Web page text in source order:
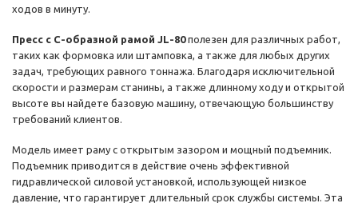
ходов в минуту.
Пресс с C-образной рамой JL-80полезен для различных работ,
таких как формовка или штамповка, а также для любых других
задач, требующих равного тоннажа. Благодаря исключительной
скорости и размерам станины, а также длинному ходу и открытой
высоте вы найдете базовую машину, отвечающую большинству
требований клиентов.
Модель имеет раму с открытым зазором и мощный подъемник.
Подъемник приводится в действие очень эффективной
гидравлической силовой установкой, использующей низкое
давление, что гарантирует длительный срок службы системы. Эта